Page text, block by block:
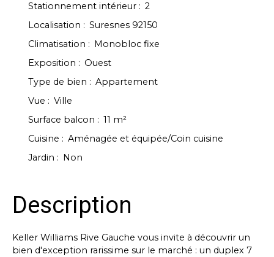
Stationnement intérieur : 2
Localisation : Suresnes 92150
Climatisation :
Monobloc fixe
Exposition : Ouest
Type de bien : Appartement
Vue : Ville
Surface balcon : 11 m²
Cuisine : Aménagée et équipée/Coin cuisine
Jardin : Non
Description
Keller Williams Rive Gauche vous invite à découvrir un
bien d'exception rarissime sur le marché : un duplex 7